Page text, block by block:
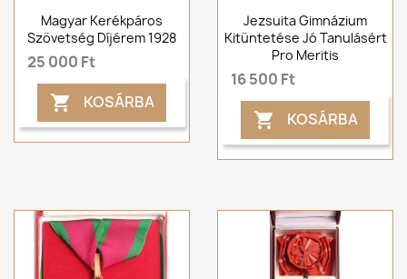
Magyar Kerékpáros
Szövetség Díjérem 1928
25 000 Ft
 KOSÁRBA
Jezsuita Gimnázium
Kitüntetése Jó Tanulásért
Pro Meritis
16 500 Ft
 KOSÁRBA